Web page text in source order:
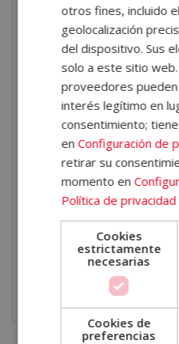
salud mental, el
el acompañamiento
programas de
Asimismo, esta formación
competencias aplicables en
educativos, socialesy
una base teórica y
personas desde un
centrado en la experiencia.
Descarga elPDF con la
siguiente paso en tu
otros fines, incluido
geolocalización
del dispositivo. Sus
solo a este sitio
proveedores
interés legítimo en
consentimiento;
enConfiguración de
retirar su
momento en
Política de privacidad
Cookies
estrictamente
necesarias
Cookies de
preferencias